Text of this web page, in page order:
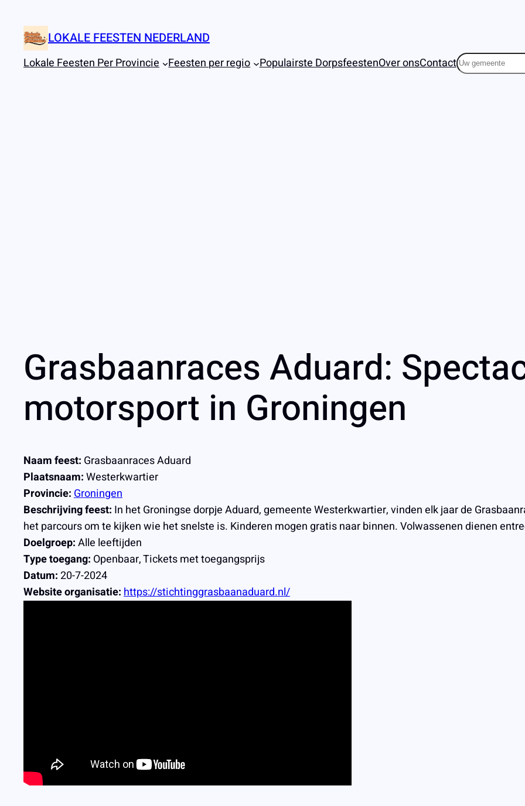
naar
inhoud
LOKALE FEESTEN NEDERLAND
Lokale Feesten Per Provincie Feesten per regio Populairste DorpsfeestenOver onsContactZoeken
Grasbaanraces Aduard:
motorsport in Groningen
Naam feest: Grasbaanraces Aduard
Plaatsnaam:Westerkwartier
Provincie:Groningen
Beschrijving feest: In het Groningse dorpje Aduard, gemeente Westerkwartier, vinden elk jaar de
het parcours om te kijken wie het snelste is. Kinderen mogen gratis naar binnen. Volwassenen dienen
Doelgroep:Alle leeftijden
Type toegang: Openbaar, Tickets met toegangsprijs
Datum:20-7-2024
Website organisatie:https://stichtinggrasbaanaduard.nl/